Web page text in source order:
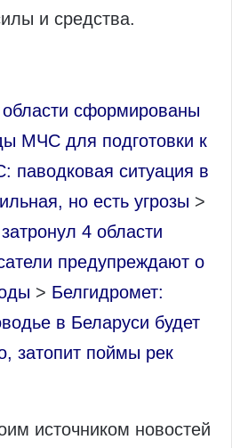
и средства.
сформированы
МЧС для подготовки к
паводковая ситуация в
но есть угрозы >
4 области
предупреждают о
> Белгидромет:
в Беларуси будет
затопит поймы рек
источником новостей